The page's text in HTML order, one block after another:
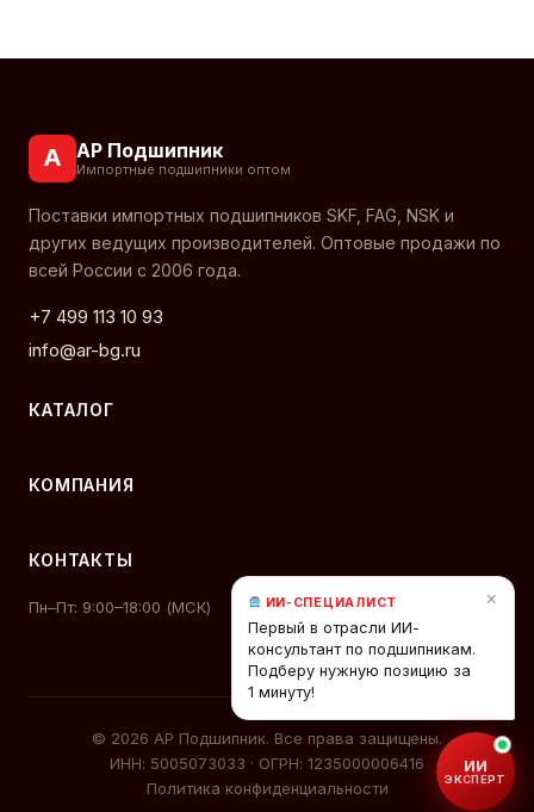
А АР Подшипник
Импортные подшипники оптом
Поставки импортных подшипников SKF, FAG, NSK и
других ведущих производителей. Оптовые продажи по
всей России с 2006 года.
+7 499 113 10 93
info@ar-bg.ru
КАТАЛОГ
КОМПАНИЯ
КОНТАКТЫ
Пн–Пт: 9:00–18:00 (МСК)
© 2026 АР Подшипник. Все права защищены.
ИНН: 5005073033 · ОГРН: 1235000006416
Политика конфиденциальности
×
ИИ-СПЕЦИАЛИСТ
Первый в отрасли ИИ-
консультант по подшипникам.
Подберу нужную позицию за
1 минуту!
ИИ
ЭКСПЕРТ